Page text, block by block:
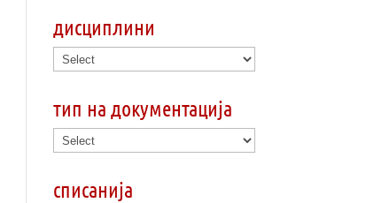
дисциплини
тип на документација
списанија